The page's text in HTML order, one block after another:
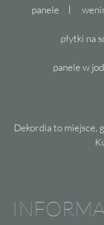
panele
płytki na
panele w
Dekordia to miejsce,